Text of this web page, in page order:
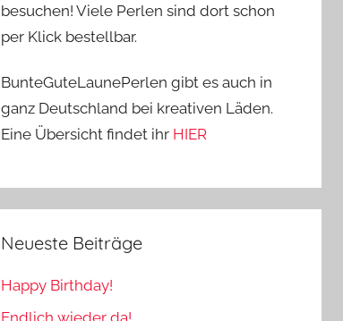
besuchen! Viele Perlen sind dort schon
per Klick bestellbar.
BunteGuteLaunePerlen gibt es auch in
ganz Deutschland bei kreativen Läden.
Eine Übersicht findet ihr HIER
Neueste Beiträge
Happy Birthday!